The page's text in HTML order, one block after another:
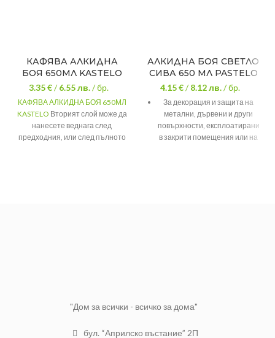
КАФЯВА АЛКИДНА
БОЯ 650МЛ KASTELO
3.35 €/6.55лв./ бр.
КАФЯВА АЛКИДНА БОЯ 650МЛ
KASTELO Вторият слой може да
нанесете веднага след
предходния, или след пълното
АЛКИДНА БОЯ СВЕТЛО
СИВА 650 МЛ PASTELO
4.15 €/8.12лв./ бр.
За декорация и защита на
метални, дървени и други
повърхности, експлоатирани
в закрити помещения или на
"Дом за всички - всичко за дома"
бул. “Априлско въстание” 2П